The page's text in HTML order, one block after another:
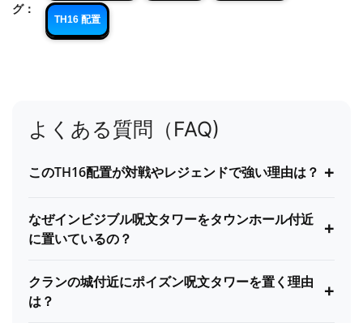
グ：
TH16 配置
よくある質問（FAQ)
このTH16配置が対戦やレジェンドで強い理由は？ +
なぜインビジブル呪文タワーをタウンホール付近
に置いているの？
+
クランの城付近にポイズン呪文タワーを置く理由
は？
+